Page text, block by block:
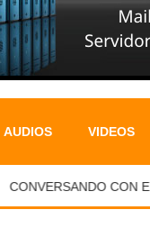
AUDIOS VIDEOS
CON EL